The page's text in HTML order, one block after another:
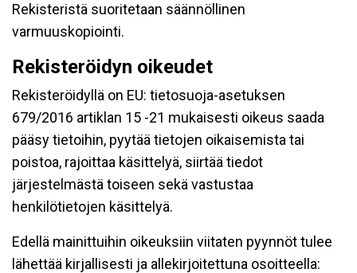
Rekisteristä suoritetaan säännöllinen
varmuuskopiointi.
Rekisteröidyn oikeudet
Rekisteröidyllä on EU: tietosuoja-asetuksen
679/2016 artiklan 15 -21 mukaisesti oikeus saada
pääsy tietoihin, pyytää tietojen oikaisemista tai
poistoa, rajoittaa käsittelyä, siirtää tiedot
järjestelmästä toiseen sekä vastustaa
henkilötietojen käsittelyä.
Edellä mainittuihin oikeuksiin viitaten pyynnöt tulee
lähettää kirjallisesti ja allekirjoitettuna osoitteella: